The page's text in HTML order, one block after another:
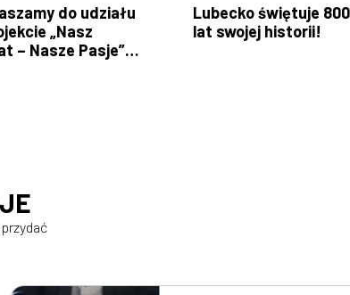
do udziału
„Nasz
– Nasze Pasje”!
Lubecko świętuje 800
lat swojej historii!